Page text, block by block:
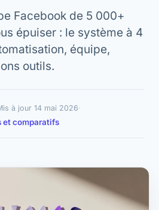
Facebook de 5 000+
épuiser : le système à 4
équipe,
outils.
à jour 14 mai 2026·
et comparatifs